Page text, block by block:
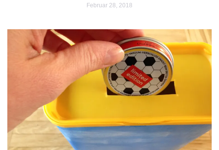
Februar 28, 2018